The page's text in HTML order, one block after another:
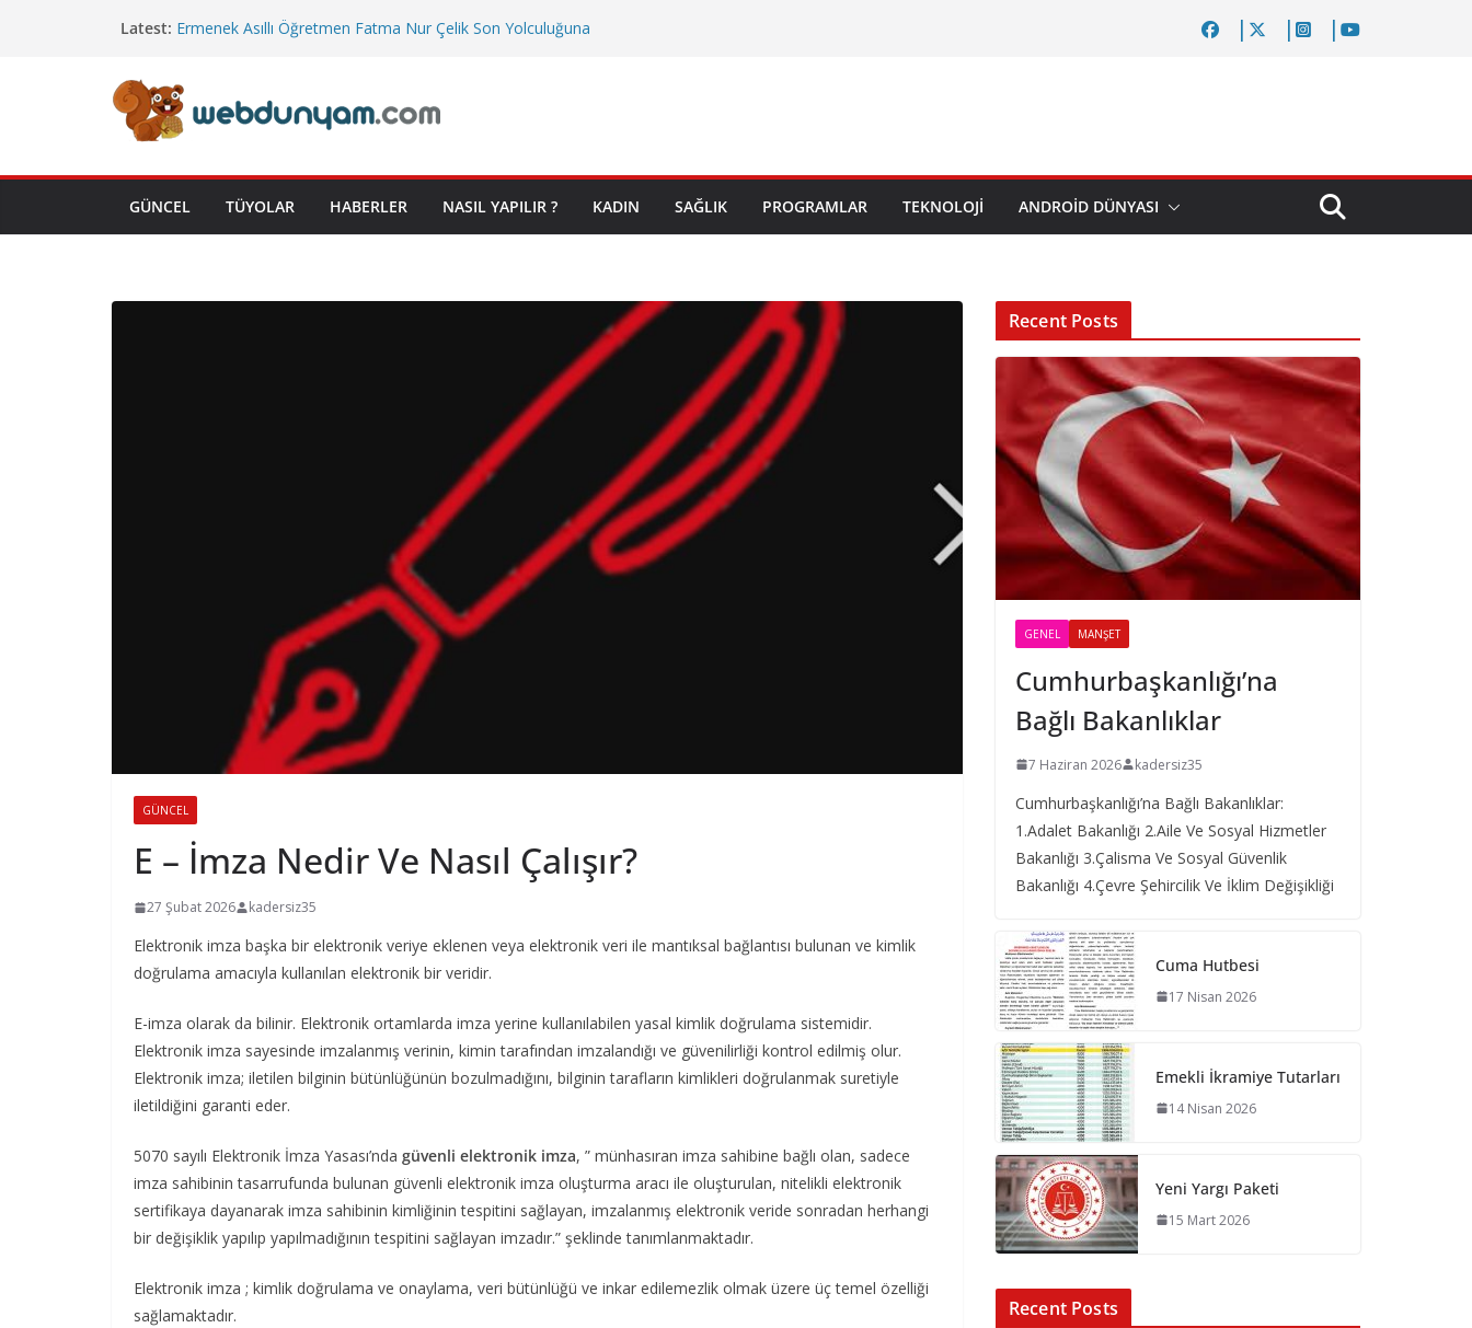
Latest: Ermenek Asıllı Öğretmen Fatma Nur Çelik Son Yolculuğuna
Cuma Hutbesi
Emekli İkramiye Tutarları
Yeni Yargı Paketi
GÜNCEL TÜYOLAR HABERLER NASIL YAPILIR ? KADIN SAĞLIK PROGRAMLAR TEKNOLOJI ANDROID DÜNYASI
GÜNCEL
E – İmza Nedir Ve Nasıl Çalışır?
27 Şubat 2026 kadersiz35
Elektronik imza başka bir elektronik veriye eklenen veya elektronik veri ile mantıksal bağlantısı bulunan ve kimlik
doğrulama amacıyla kullanılan elektronik bir veridir.
E-imza olarak da bilinir. Elektronik ortamlarda imza yerine kullanılabilen yasal kimlik doğrulama sistemidir.
Elektronik imza sayesinde imzalanmış verinin, kimin tarafından imzalandığı ve güvenilirliği kontrol edilmiş olur.
Elektronik imza; iletilen bilginin bütünlüğünün bozulmadığını, bilginin tarafların kimlikleri doğrulanmak suretiyle
iletildiğini garanti eder.
5070 sayılı Elektronik İmza Yasası’nda güvenli elektronik imza, ” münhasıran imza sahibine bağlı olan, sadece
imza sahibinin tasarrufunda bulunan güvenli elektronik imza oluşturma aracı ile oluşturulan, nitelikli elektronik
sertifikaya dayanarak imza sahibinin kimliğinin tespitini sağlayan, imzalanmış elektronik veride sonradan herhangi
bir değişiklik yapılıp yapılmadığının tespitini sağlayan imzadır.” şeklinde tanımlanmaktadır.
Elektronik imza ; kimlik doğrulama ve onaylama, veri bütünlüğü ve inkar edilemezlik olmak üzere üç temel özelliği
sağlamaktadır.
Recent Posts
GENEL MANŞET
Cumhurbaşkanlığı’na
Bağlı Bakanlıklar
7 Haziran 2026 kadersiz35
Cumhurbaşkanlığı’na Bağlı Bakanlıklar:
1.Adalet Bakanlığı 2.Aile Ve Sosyal Hizmetler
Bakanlığı 3.Çalisma Ve Sosyal Güvenlik
Bakanlığı 4.Çevre Şehircilik Ve İklim Değişikliği
Cuma Hutbesi
17 Nisan 2026
Emekli İkramiye Tutarları
14 Nisan 2026
Yeni Yargı Paketi
15 Mart 2026
Recent Posts